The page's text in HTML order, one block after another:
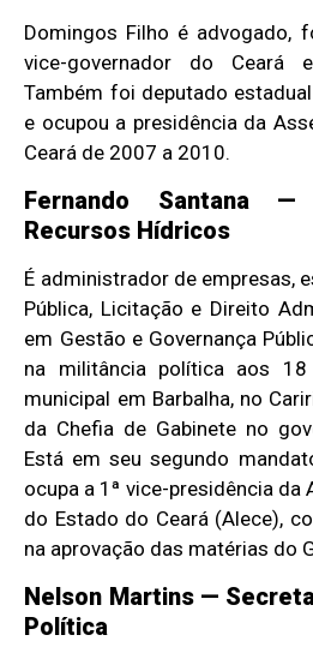
Domingos Filho é advogado,
vice-governador do Ceará
Também foi deputado
e ocupou a presidência da
Ceará de 2007 a 2010.
Fernando Santana
Recursos Hídricos
É administrador de empresas,
Pública, Licitação e Direito
em Gestão e Governança
na militância política aos
municipal em Barbalha, no
da Chefia de Gabinete no
Está em seu segundo
ocupa a 1ª vice-presidência da
do Estado do Ceará (Alece),
na aprovação das matérias do
Nelson Martins —
Política